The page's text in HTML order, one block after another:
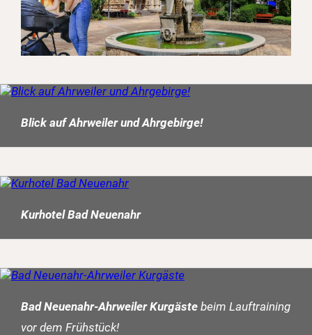
Blick auf Ahrweiler und Ahrgebirge!
Kurhotel Bad Neuenahr
Bad Neuenahr-Ahrweiler Kurgäste beim Lauftraining
vor dem Frühstück!